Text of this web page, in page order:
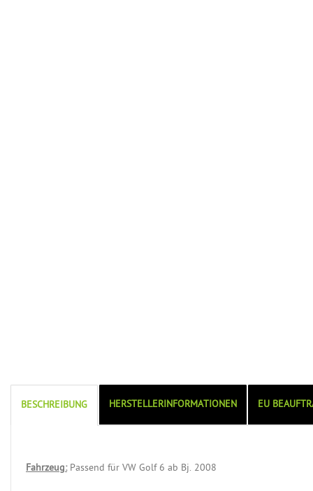
BESCHREIBUNG HERSTELLERINFORMATIONEN EU
Fahrzeug:Passend für VW Golf 6 ab Bj. 2008